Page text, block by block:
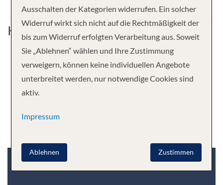
Kabine
Kabinenkategorie Deck
Ausschalten der Kategorien widerrufen. Ein solcher
Widerruf wirkt sich nicht auf die Rechtmäßigkeit der
bis zum Widerruf erfolgten Verarbeitung aus. Soweit
Sie „Ablehnen“ wählen und Ihre Zustimmung
verweigern, können keine individuellen Angebote
unterbreitet werden, nur notwendige Cookies sind
aktiv.
Impressum
Zustimmen
Ablehnen